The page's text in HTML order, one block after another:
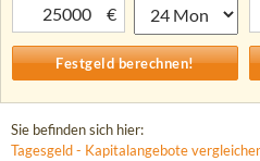
€
Sie befinden sich hier:
Tagesgeld - Kapitalangebote